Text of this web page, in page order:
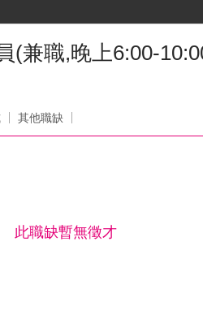
(兼職,晚上6:00-
其他職缺
此職缺暫無徵才